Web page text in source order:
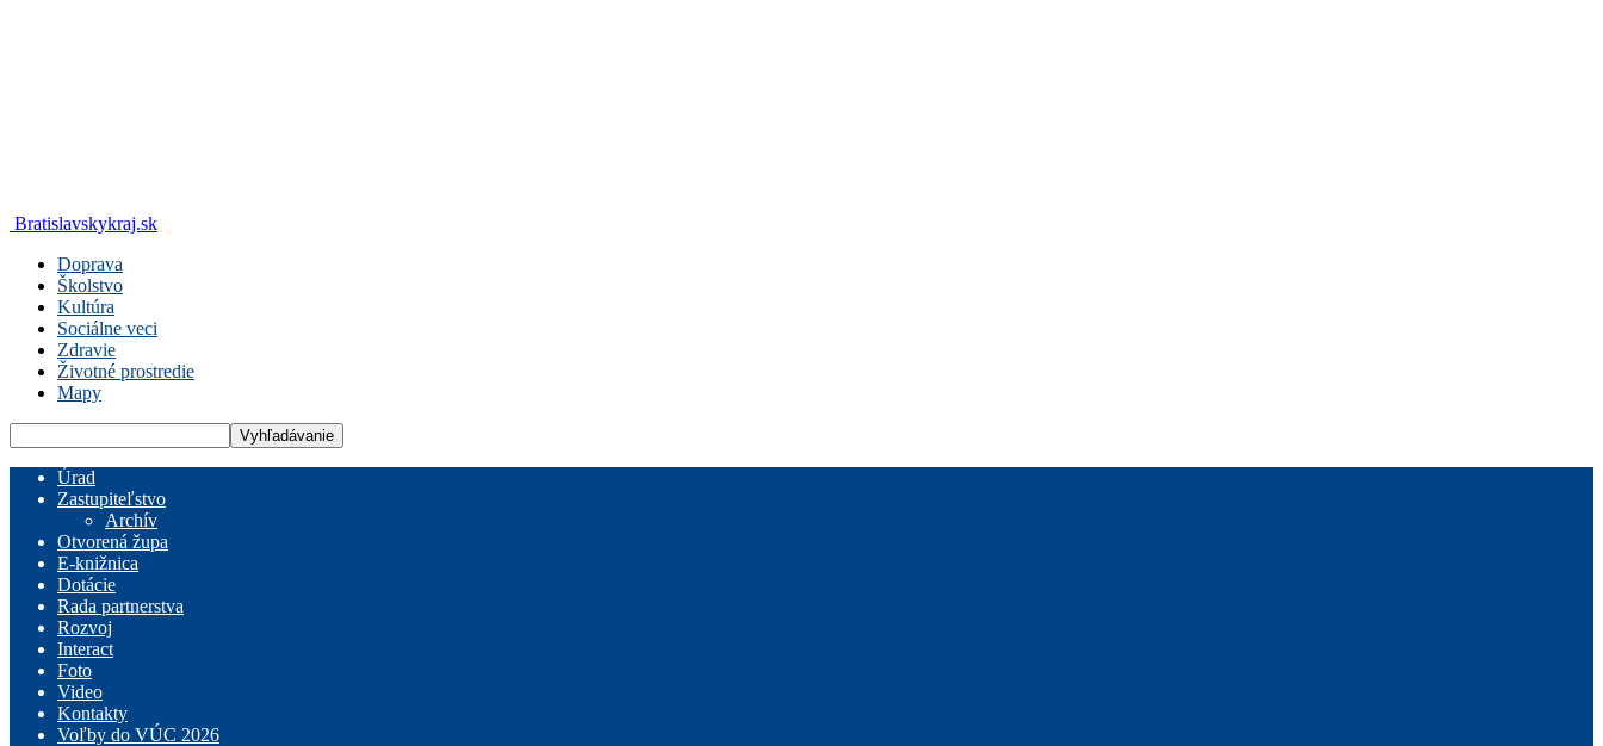
Bratislavskykraj.sk
Doprava
Školstvo
Kultúra
Sociálne veci
Zdravie
Životné prostredie
Mapy
Úrad
Zastupiteľstvo
Archív
Otvorená župa
E-knižnica
Dotácie
Rada partnerstva
Rozvoj
Interact
Foto
Video
Kontakty
Voľby do VÚC 2026